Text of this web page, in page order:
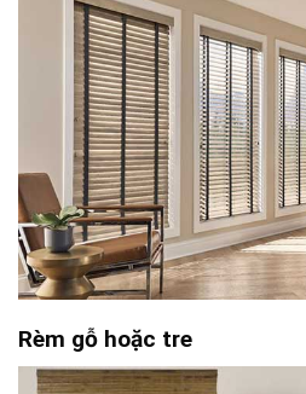
Rèm gỗ hoặc tre